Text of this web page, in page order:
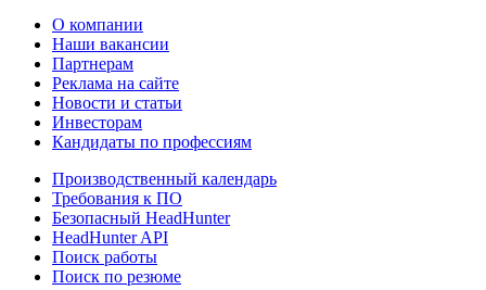
О компании
Наши вакансии
Партнерам
Реклама на сайте
Новости и статьи
Инвесторам
Кандидаты по профессиям
Производственный календарь
Требования к ПО
Безопасный HeadHunter
HeadHunter API
Поиск работы
Поиск по резюме